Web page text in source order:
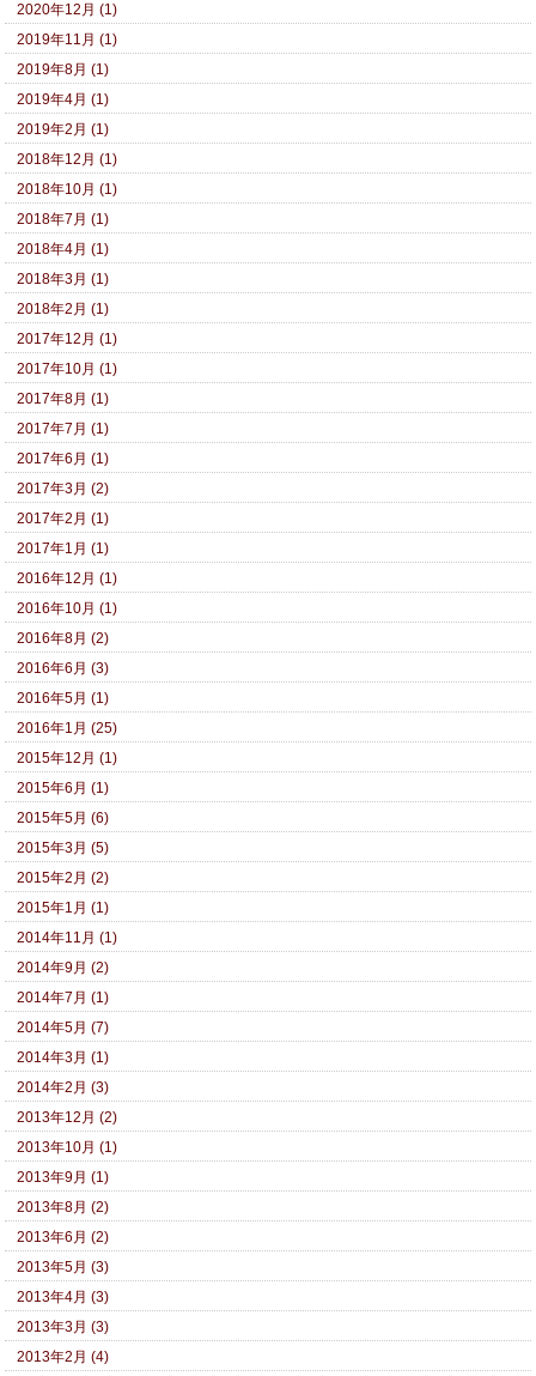
2020年12月 (1)
2019年11月 (1)
2019年8月 (1)
2019年4月 (1)
2019年2月 (1)
2018年12月 (1)
2018年10月 (1)
2018年7月 (1)
2018年4月 (1)
2018年3月 (1)
2018年2月 (1)
2017年12月 (1)
2017年10月 (1)
2017年8月 (1)
2017年7月 (1)
2017年6月 (1)
2017年3月 (2)
2017年2月 (1)
2017年1月 (1)
2016年12月 (1)
2016年10月 (1)
2016年8月 (2)
2016年6月 (3)
2016年5月 (1)
2016年1月 (25)
2015年12月 (1)
2015年6月 (1)
2015年5月 (6)
2015年3月 (5)
2015年2月 (2)
2015年1月 (1)
2014年11月 (1)
2014年9月 (2)
2014年7月 (1)
2014年5月 (7)
2014年3月 (1)
2014年2月 (3)
2013年12月 (2)
2013年10月 (1)
2013年9月 (1)
2013年8月 (2)
2013年6月 (2)
2013年5月 (3)
2013年4月 (3)
2013年3月 (3)
2013年2月 (4)